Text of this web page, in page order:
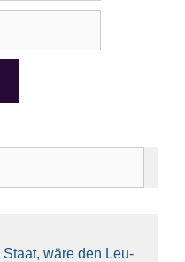
Staat, wäre den Leu­